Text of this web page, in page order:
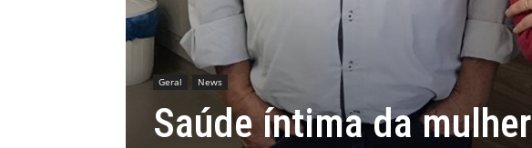
Geral News
Saúde íntima da